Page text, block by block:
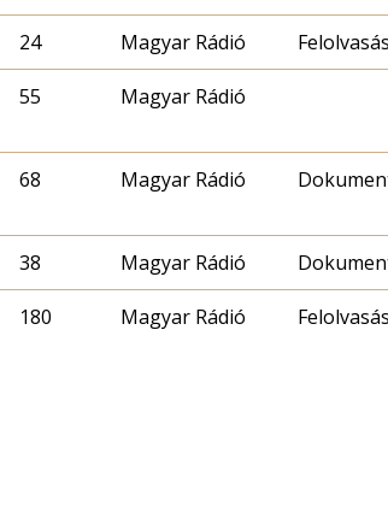
24 Magyar Rádió Felolvasás
55 Magyar Rádió
68 Magyar Rádió
38 Magyar Rádió
180 Magyar Rádió Felolvasás